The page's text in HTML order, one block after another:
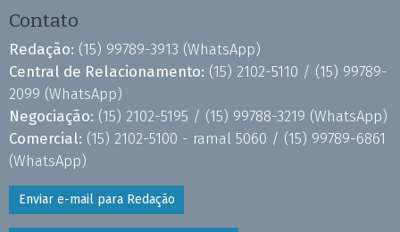
Contato
Redação: (15) 99789-3913 (WhatsApp)
Central de Relacionamento: (15) 2102-5110 / (15) 99789-
2099 (WhatsApp)
Negociação: (15) 2102-5195 / (15) 99788-3219 (WhatsApp)
Comercial: (15) 2102-5100 - ramal 5060 / (15) 99789-6861
(WhatsApp)
Enviar e-mail para Redação